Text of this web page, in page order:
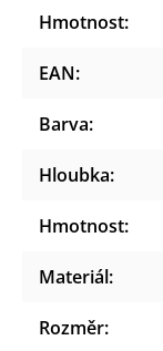
Hmotnost:
EAN:
Barva:
Hloubka:
Hmotnost:
Materiál:
Rozměr: